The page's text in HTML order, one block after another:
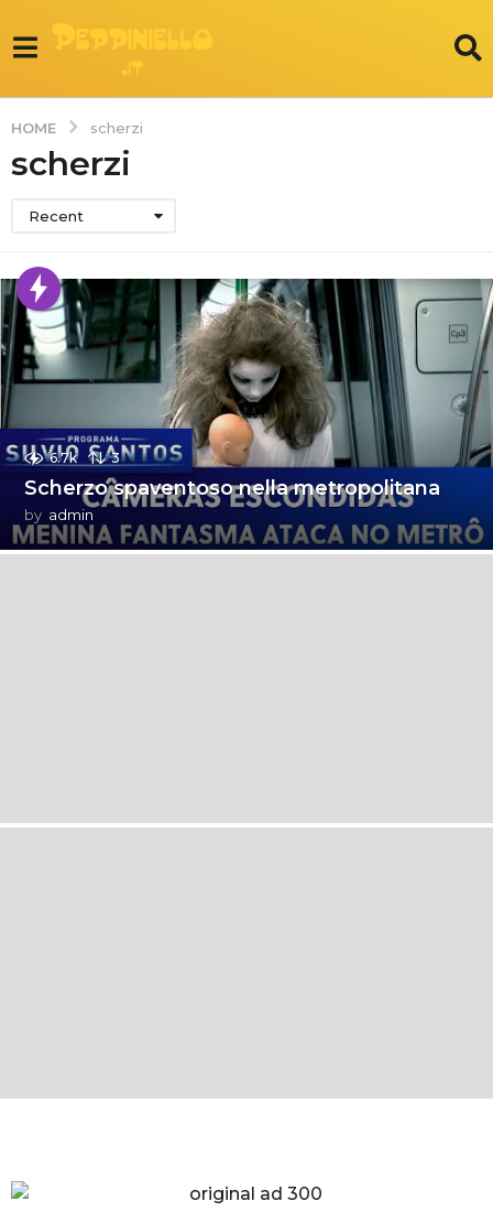
HOME scherzi
scherzi
Recent
6.7k 3
Scherzo spaventoso nella metropolitana
by admin